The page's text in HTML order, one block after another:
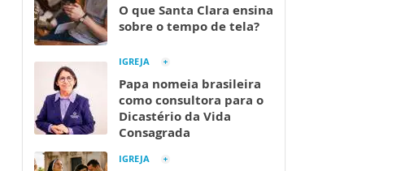
O que Santa Clara ensina
sobre o tempo de tela?
IGREJA
Papa nomeia brasileira
como consultora para o
Dicastério da Vida
Consagrada
IGREJA